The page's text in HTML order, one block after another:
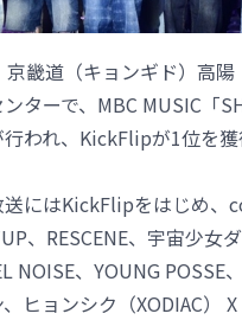
京畿道（キョンギド）高陽
ターで、MBC MUSIC「
われ、KickFlipが1位を獲
送にはKickFlipをはじめ、
、RESCENE、宇宙少女
NOISE、YOUNG POSSE
ヒョンシク（XODIAC） X